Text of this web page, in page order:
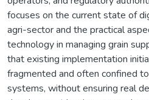
focuses on the current state of
agri-sector and the practical
technology in managing grain
that existing implementation
fragmented and often confined
systems, without ensuring real